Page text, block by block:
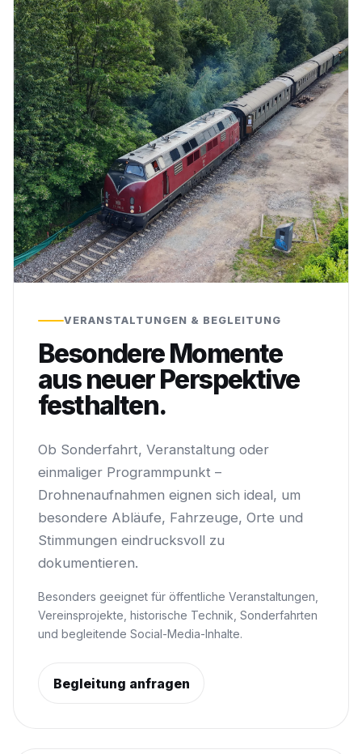
VERANSTALTUNGEN & BEGLEITUNG
Besondere Momente
aus neuer Perspektive
festhalten.
Ob Sonderfahrt, Veranstaltung oder
einmaliger Programmpunkt –
Drohnenaufnahmen eignen sich ideal, um
besondere Abläufe, Fahrzeuge, Orte und
Stimmungen eindrucksvoll zu
dokumentieren.
Besonders geeignet für öffentliche Veranstaltungen,
Vereinsprojekte, historische Technik, Sonderfahrten
und begleitende Social-Media-Inhalte.
Begleitung anfragen